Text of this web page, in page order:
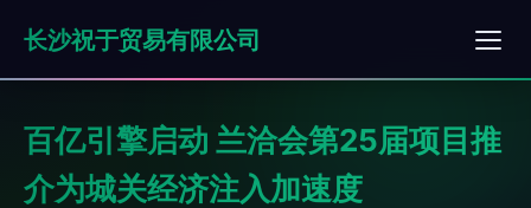
长沙祝于贸易有限公司
百亿引擎启动 兰洽会第25届项目推
介为城关经济注入加速度